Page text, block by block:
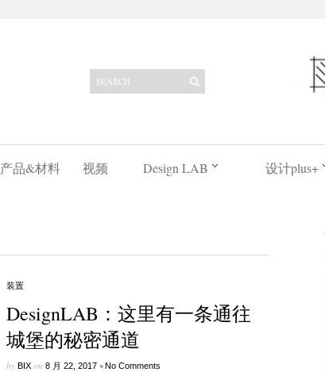
产品&材料 视频 Design LAB 设计plus+
装置
DesignLAB：这里有一条通往
城堡的秘密通道
by BIXon 8 月 22, 2017 •No Comments